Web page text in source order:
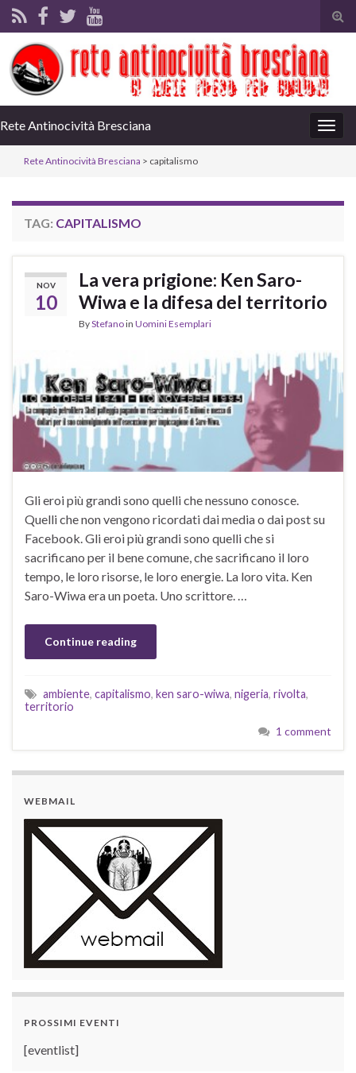
Rete Antinocività Bresciana
Rete Antinocività Bresciana > capitalismo
TAG: CAPITALISMO
NOV
10
La vera prigione: Ken Saro-
Wiwa e la difesa del territorio
ByStefanoin Uomini Esemplari
Gli eroi più grandi sono quelli che nessuno conosce.
Quelli che non vengono ricordati dai media o dai post su
Facebook. Gli eroi più grandi sono quelli che si
sacrificano per il bene comune, che sacrificano il loro
tempo, le loro risorse, le loro energie. La loro vita. Ken
Saro-Wiwa era un poeta. Uno scrittore. …
Continue reading
ambiente, capitalismo, ken saro-wiwa, nigeria, rivolta,
territorio
1 comment
WEBMAIL
PROSSIMI EVENTI
[eventlist]